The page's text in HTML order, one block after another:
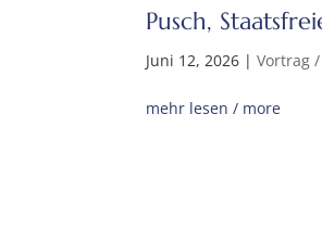
Pusch,
Juni 12, 2026 |Vortrag
mehr lesen / more